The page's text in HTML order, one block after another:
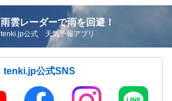
雨雲レーダーで雨を回避！
tenki.jp公式 天気予報アプリ
tenki.jp公式SNS